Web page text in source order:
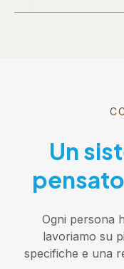
Un
Ogni persona
lavoriamo su
specifiche e una